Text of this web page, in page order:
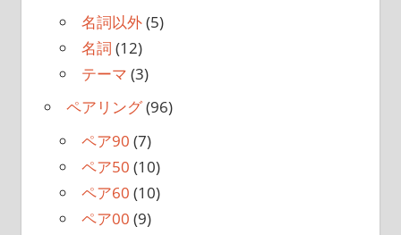
名詞以外(5)
名詞 (12)
テーマ (3)
ペアリング(96)
ペア90 (7)
ペア50 (10)
ペア60 (10)
ペア00 (9)